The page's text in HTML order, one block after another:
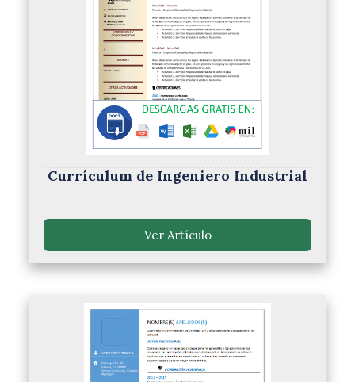
Currículum de Ingeniero Industrial
Ver Artículo